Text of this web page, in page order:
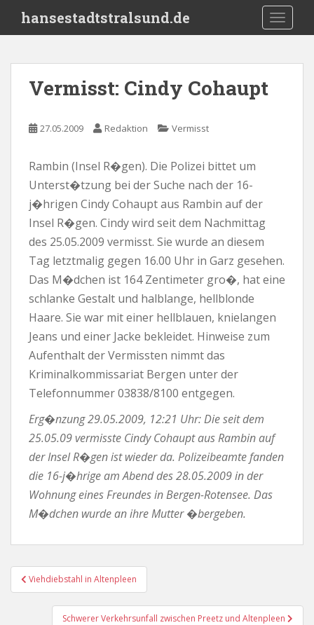
i
hansestadtstralsund.de
Vermisst: Cindy Cohaupt
27.05.2009 Redaktion Vermisst
Rambin (Insel R�gen). Die Polizei bittet um
Unterst�tzung bei der Suche nach der 16-
j�hrigen Cindy Cohaupt aus Rambin auf der
Insel R�gen. Cindy wird seit dem Nachmittag
des 25.05.2009 vermisst. Sie wurde an diesem
Tag letztmalig gegen 16.00 Uhr in Garz gesehen.
Das M�dchen ist 164 Zentimeter gro�, hat eine
schlanke Gestalt und halblange, hellblonde
Haare. Sie war mit einer hellblauen, knielangen
Jeans und einer Jacke bekleidet. Hinweise zum
Aufenthalt der Vermissten nimmt das
Kriminalkommissariat Bergen unter der
Telefonnummer 03838/8100 entgegen.
Erg�nzung 29.05.2009, 12:21 Uhr: Die seit dem
25.05.09 vermisste Cindy Cohaupt aus Rambin auf
der Insel R�gen ist wieder da. Polizeibeamte fanden
die 16-j�hrige am Abend des 28.05.2009 in der
Wohnung eines Freundes in Bergen-Rotensee. Das
M�dchen wurde an ihre Mutter �bergeben.
Beitragsnavigation
Viehdiebstahl in Altenpleen
Schwerer Verkehrsunfall zwischen Preetz und Altenpleen